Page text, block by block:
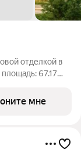
отделкой в
67.17
paвнoмepнoe
мне